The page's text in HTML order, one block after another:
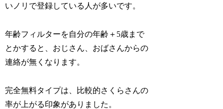
いノリで登録している人が多いです。
年齢フィルターを自分の年齢＋5歳まで
とかすると、おじさん、おばさんからの
連絡が無くなります。
完全無料タイプは、比較的さくらさんの
率が上がる印象がありました。